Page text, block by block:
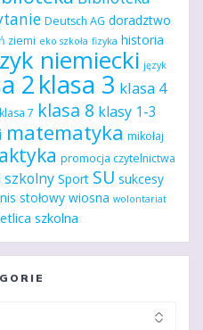
Deutsch AG doradztwo
ziemi eko szkoła fizyka historia
niemiecki język
2klasa 3 klasa 4
klasa 7 klasa 8 klasy 1-3
matematyka mikołaj
promocja czytelnictwa
szkolny Sport SU sukcesy
stołowy wiosna wolontariat
szkolna